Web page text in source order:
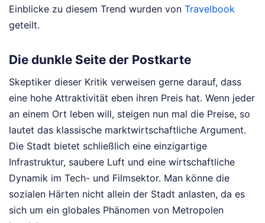
Einblicke zu diesem Trend wurden von Travelbook
geteilt.
Die dunkle Seite der Postkarte
Skeptiker dieser Kritik verweisen gerne darauf, dass
eine hohe Attraktivität eben ihren Preis hat. Wenn jeder
an einem Ort leben will, steigen nun mal die Preise, so
lautet das klassische marktwirtschaftliche Argument.
Die Stadt bietet schließlich eine einzigartige
Infrastruktur, saubere Luft und eine wirtschaftliche
Dynamik im Tech- und Filmsektor. Man könne die
sozialen Härten nicht allein der Stadt anlasten, da es
sich um ein globales Phänomen von Metropolen